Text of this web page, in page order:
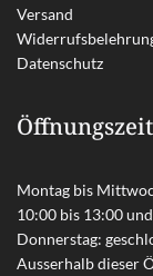
Versand
Datenschutz
Montag bis
10:00 bis 13:00
Donnerstag:
Ausserhalb dieser